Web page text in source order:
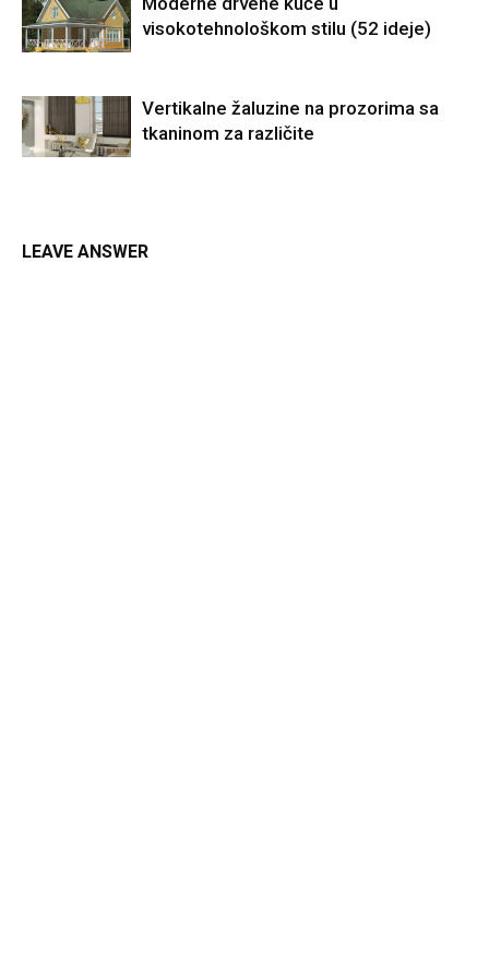
visokotehnološkom stilu (52 ideje)
Vertikalne žaluzine na prozorima sa
tkaninom za različite
LEAVE ANSWER